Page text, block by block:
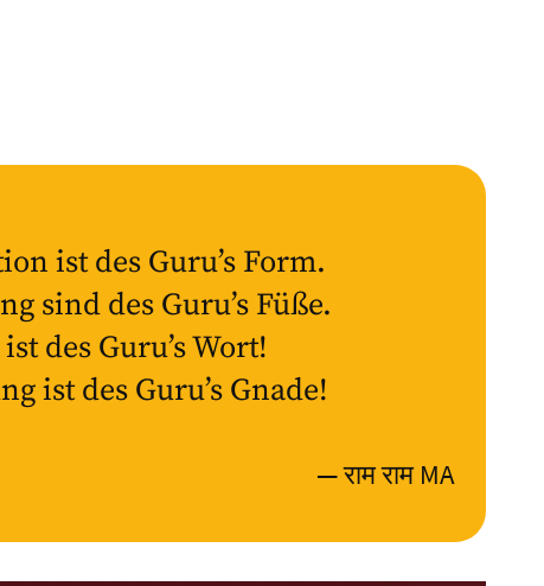
ist des Guru’s Form.
sind des Guru’s Füße.
des Guru’s Wort!
ist des Guru’s Gnade!
— राम राम MA